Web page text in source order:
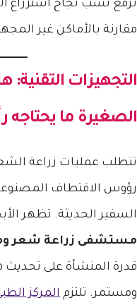
مقارنة بالأماكن غير
التجهيزات التقنية:
الصغيرة ما يحتاجه
تتطلب عمليات زراعة
رؤوس الاقتطاف
السفير الحديثة. تظهر
مستشفى زراعة شعر
قدرة المنشأة على تحديث
ومستمر. تلتزم المركز